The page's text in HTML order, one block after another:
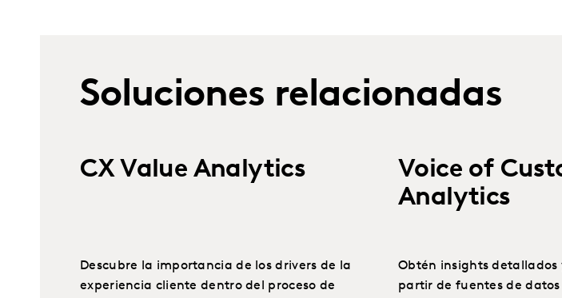
Soluciones relacionadas
CX Value Analytics
Descubre la importancia de los drivers de la
experiencia cliente dentro del proceso de
Voice of
Analytics
Obtén insights
partir de fuentes de